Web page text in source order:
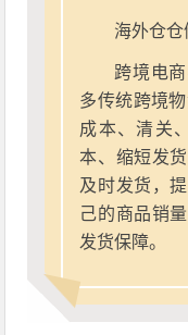
海外仓仓
跨境电
多传统跨境
成本、清关
本、缩短发
及时发货，
己的商品销
发货保障。